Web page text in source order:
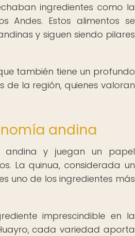
ingredientes como la
Estos alimentos se
y siguen siendo pilares
también tiene un profundo
de la región, quienes valoran
andina
andina y juegan un papel
La quinua, considerada un
uno de los ingredientes más
imprescindible en la
cada variedad aporta